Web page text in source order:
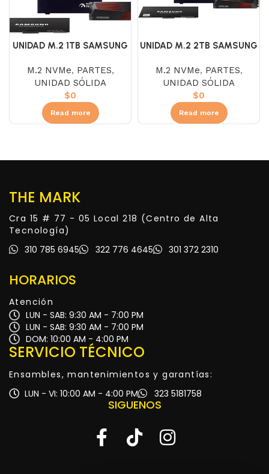
UNIDAD M.2 1TB SAMSUNG
M.2 NVMe, PARTES,
UNIDAD SÓLIDA
$0
Read more
UNIDAD M.2 2TB SAMSUNG
M.2 NVMe, PARTES,
UNIDAD SÓLIDA
$0
Read more
THE MARK
Cra 15 # 77 - 05 Local 218 (Centro de Alta
Tecnología)
310 785 6945
322 776 4645 301 372 2310
HORARIOS
Atención
LUN - SAB: 9:30 AM - 7:00 PM
LUN - SAB: 9:30 AM - 7:00 PM
DOM: 10:00 AM - 4:00 PM
SERVICIO TÉCNICO
Ensambles, mantenimientos y garantías:
LUN - VI: 10:00 AM - 4:00 PM
323 5181758
SIGUENOS